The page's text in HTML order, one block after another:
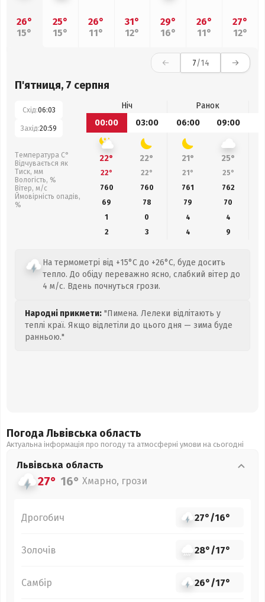
26°
15°
25°
15°
26°
11°
31°
12°
29°
16°
26°
11°
27°
12°
7/14
П'ятниця, 7 серпня
Схід:06:03
Захід:20:59
Температура С°
Відчувається як
Тиск, мм
Вологість, %
Вітер, м/с
Ймовірність опадів,
%
Ніч
Ранок
00:00
03:00 06:00 09:00
22° 22° 21° 25°
22° 22° 21° 25°
760
760 761 762
69
78 79 70
1
0 4
4
2
3 4 9
На термометрі від +15°C до +26°C, буде досить
тепло. До обіду переважно ясно, слабкий вітер до
4 м/с. Вдень почнуться грози.
Народні прикмети: "Пимена. Лелеки відлітають у
теплі краї. Якщо відлетіли до цього дня — зима буде
ранньою."
Погода Львівська область
Актуальна інформація про погоду та атмосферні умови на сьогодні
Львівська область
27° 16° Хмарно, грози
Дрогобич 27°/16°
Золочів 28°/17°
Самбір 26°/17°